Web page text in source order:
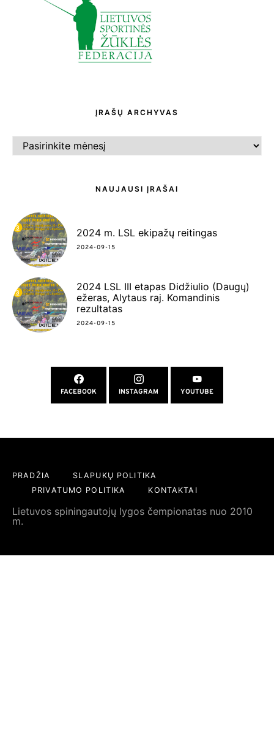
ĮRAŠŲ ARCHYVAS
ARCHYVAS
NAUJAUSI ĮRAŠAI
2024 m. LSL ekipažų reitingas
2024-09-15
2024 LSL III etapas Didžiulio (Daugų)
ežeras, Alytaus raj. Komandinis
rezultatas
2024-09-15
FACEBOOK INSTAGRAM YOUTUBE
PRADŽIA
SLAPUKŲ POLITIKA
PRIVATUMO POLITIKA
KONTAKTAI
Lietuvos spiningautojų lygos čempionatas nuo 2010
m.